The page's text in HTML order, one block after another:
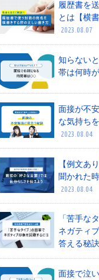
履歴書を
とは【横
2023.08.07
知らない
帯は何時
面接が不
な気持ち
2023.08.04
【例文あ
聞かれた
2023.08.04
「苦手な
ネガティ
答える秘訣
面接で泣